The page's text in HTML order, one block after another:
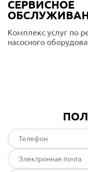
СЕРВИСНОЕ
Комплекс услуг по
насосного